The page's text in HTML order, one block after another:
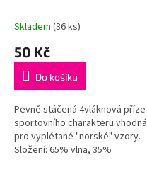
Skladem (36 ks)
50 Kč
Do košíku
Pevně stáčená 4vláknová příze
sportovního charakteru vhodná
pro vyplétané "norské" vzory.
Složení: 65% vlna, 35%